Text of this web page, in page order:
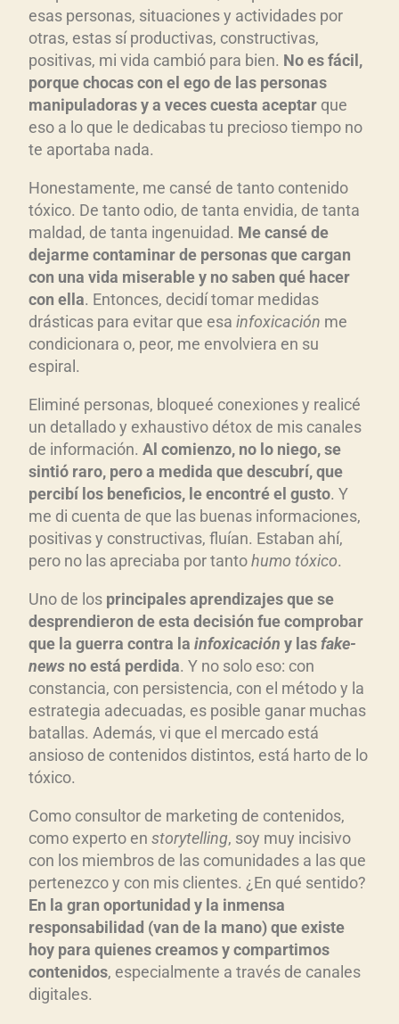
esas personas, situaciones y actividades por
otras, estas sí productivas, constructivas,
positivas, mi vida cambió para bien. No es fácil,
porque chocas con el ego de las personas
manipuladoras y a veces cuesta aceptar que
eso a lo que le dedicabas tu precioso tiempo no
te aportaba nada.
Honestamente, me cansé de tanto contenido
tóxico. De tanto odio, de tanta envidia, de tanta
maldad, de tanta ingenuidad. Me cansé de
dejarme contaminar de personas que cargan
con una vida miserable y no saben qué hacer
con ella. Entonces, decidí tomar medidas
drásticas para evitar que esa infoxicación me
condicionara o, peor, me envolviera en su
espiral.
Eliminé personas, bloqueé conexiones y realicé
un detallado y exhaustivo détox de mis canales
de información. Al comienzo, no lo niego, se
sintió raro, pero a medida que descubrí, que
percibí los beneficios, le encontré el gusto. Y
me di cuenta de que las buenas informaciones,
positivas y constructivas, fluían. Estaban ahí,
pero no las apreciaba por tantohumo tóxico.
Uno de los principales aprendizajes que se
desprendieron de esta decisión fue comprobar
que la guerra contra la infoxicación y lasfake-
news no está perdida. Y no solo eso: con
constancia, con persistencia, con el método y la
estrategia adecuadas, es posible ganar muchas
batallas. Además, vi que el mercado está
ansioso de contenidos distintos, está harto de lo
tóxico.
Como consultor de marketing de contenidos,
como experto en storytelling, soy muy incisivo
con los miembros de las comunidades a las que
pertenezco y con mis clientes. ¿En qué sentido?
En la gran oportunidad y la inmensa
responsabilidad (van de la mano) que existe
hoy para quienes creamos y compartimos
contenidos, especialmente a través de canales
digitales.